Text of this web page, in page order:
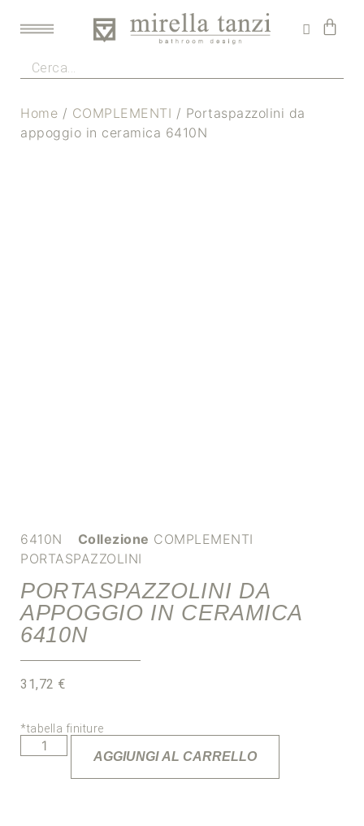
Home / COMPLEMENTI / Portaspazzolini da
appoggio in ceramica 6410N
6410N Collezione COMPLEMENTI
PORTASPAZZOLINI
PORTASPAZZOLINI DA
APPOGGIO IN CERAMICA
6410N
31,72 €
*tabella finiture
AGGIUNGI AL CARRELLO